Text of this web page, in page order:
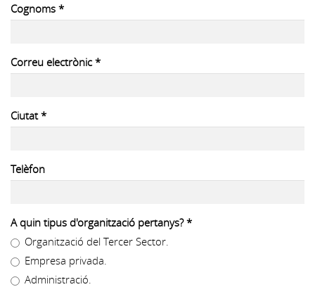
Cognoms *
Correu electrònic*
Ciutat*
Telèfon
A quin tipus d'organització pertanys?*
Organització del Tercer Sector.
Empresa privada.
Administració.